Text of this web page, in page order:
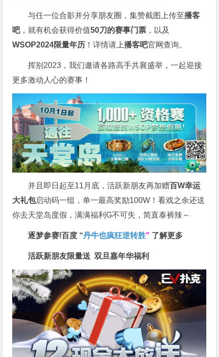
与任一位合影并分享朋友圈，集赞截图上传至播客
吧，就有机会获得价值50刀的赛事门票 ，以及
WSOP2024限量年历 ！详情请上播客吧官网查询。
挥别2023，我们邀请各路高手共襄盛举，一起迎接
更多激动人心的赛事！
并且即日起至11月底，活跃新朋友再加赠百W幸运
大礼包启动码一组，单一最高奖励100W！看戏之余还送
你去天堂岛度假，满满福利G不可失，简直泰裤辣～
逐梦参赛!百度 “丹牛也疯狂逆转胜” 了解更多
活跃新朋友限量送双旦嘉年华福利